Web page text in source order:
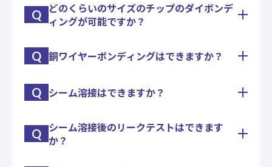
セラミック基板、アルミ基板、ガラス基板、シリコ
ン基板など、様々な基板への実装に対応しておりま
また、それらの基板の製作・手配も承ります。
Q どのくらいのサイズのチップのダイボンデ
ィングが可能ですか？
チップサイズ(0.1ｍｍ〜15ｍｍ)のダイボンディン
チップサイズによって使用する設備を選定させてい
ただきます。
Q 銅ワイヤーボンディングはできますか？
弊社では15μm~60μmのワイヤ径の銅線ボールボン
(38μm<要相談)のでお気軽にご相談ください
Q シーム溶接はできますか？
シーム溶接機を保有しておりますので、セラミック
パッケージやメタルパッケージの気密封止が必要な
Q シーム溶接後のリークテストはできます
か？